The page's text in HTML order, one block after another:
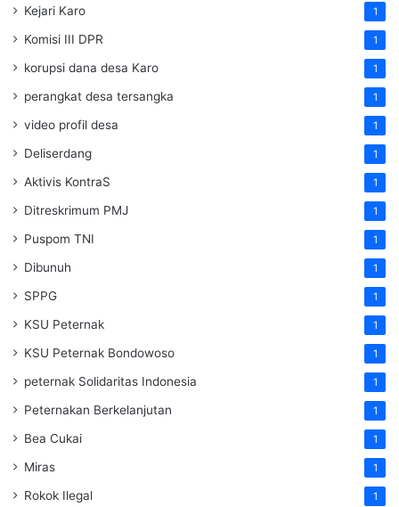
Kejari Karo 1
Komisi III DPR 1
korupsi dana desa Karo 1
perangkat desa tersangka 1
video profil desa 1
Deliserdang 1
Aktivis KontraS 1
Ditreskrimum PMJ 1
Puspom TNI 1
Dibunuh 1
SPPG 1
KSU Peternak 1
KSU Peternak Bondowoso 1
peternak Solidaritas Indonesia 1
Peternakan Berkelanjutan 1
Bea Cukai 1
Miras 1
Rokok Ilegal 1